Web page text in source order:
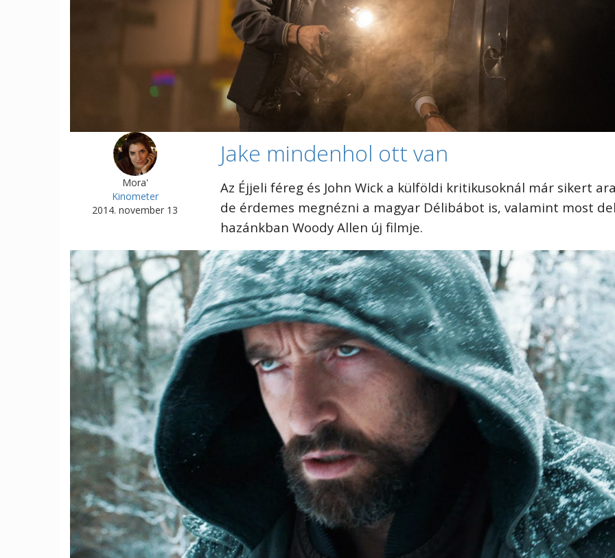
Mora'
Kinometer
2014. november 13
Jake mindenhol ott van
Az Éjjeli féreg és John Wick a külföldi kritikusoknál már sikert
de érdemes megnézni a magyar Délibábot is, valamint most
hazánkban Woody Allen új filmje.